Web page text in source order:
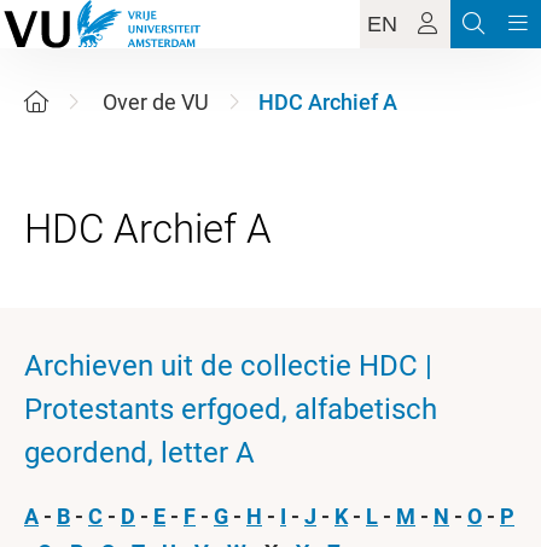
EN
Over de VU HDC Archief A
Archieven uit de collectie HDC |
Protestants erfgoed, alfabetisch
geordend, letter A
A - B - C - D - E - F - G - H - I - J - K- L - M - N - O - P